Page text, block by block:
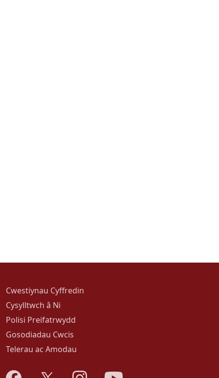
Cwestiynau Cyffredin
Cysylltwch â Ni
Polisi Preifatrwydd
Gosodiadau Cwcis
Telerau ac Amodau